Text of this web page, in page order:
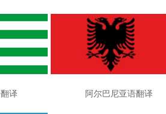
翻译 阿尔巴尼亚语